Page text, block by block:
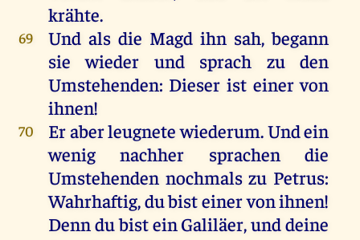
krähte.
69 Und als die Magd ihn sah, begann
sie
wieder und sprach zu
den
Umstehenden: Dieser ist einer von
ihnen!
70 Eraberleugnete wiederum.Undein
wenignachher sprachen
die
Umstehenden nochmalszu Petrus:
Wahrhaftig,dubisteinervonihnen!
DenndubisteinGaliläer,unddeine